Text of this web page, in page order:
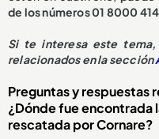
de los números 01 8000
Si te interesa este tema,
relacionados en la sección
Preguntas y respuestas
¿Dónde fue encontrada
rescatada por Cornare?